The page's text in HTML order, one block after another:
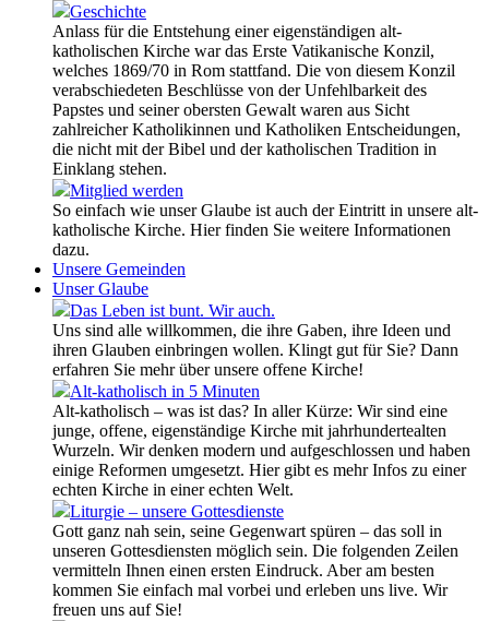
Geschichte
Anlass für die Entstehung einer eigenständigen alt-
katholischen Kirche war das Erste Vatikanische Konzil,
welches 1869/70 in Rom stattfand. Die von diesem Konzil
verabschiedeten Beschlüsse von der Unfehlbarkeit des
Papstes und seiner obersten Gewalt waren aus Sicht
zahlreicher Katholikinnen und Katholiken Entscheidungen,
die nicht mit der Bibel und der katholischen Tradition in
Einklang stehen.
Mitglied werden
So einfach wie unser Glaube ist auch der Eintritt in unsere alt-
katholische Kirche. Hier finden Sie weitere Informationen
dazu.
Unsere Gemeinden
Unser Glaube
Das Leben ist bunt. Wir auch.
Uns sind alle willkommen, die ihre Gaben, ihre Ideen und
ihren Glauben einbringen wollen. Klingt gut für Sie? Dann
erfahren Sie mehr über unsere offene Kirche!
Alt-katholisch in 5 Minuten
Alt-katholisch – was ist das? In aller Kürze: Wir sind eine
junge, offene, eigenständige Kirche mit jahrhundertealten
Wurzeln. Wir denken modern und aufgeschlossen und haben
einige Reformen umgesetzt. Hier gibt es mehr Infos zu einer
echten Kirche in einer echten Welt.
Liturgie – unsere Gottesdienste
Gott ganz nah sein, seine Gegenwart spüren – das soll in
unseren Gottesdiensten möglich sein. Die folgenden Zeilen
vermitteln Ihnen einen ersten Eindruck. Aber am besten
kommen Sie einfach mal vorbei und erleben uns live. Wir
freuen uns auf Sie!